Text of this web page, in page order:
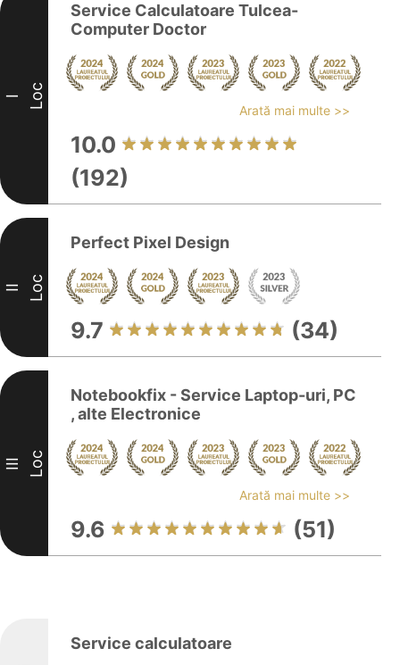
I Loc
Service Calculatoare Tulcea-
Computer Doctor
Arată mai multe >>
10.0
(192)
II Loc
Perfect Pixel Design
9.7 (34)
III Loc
Notebookfix - Service Laptop-uri, PC
, alte Electronice
Arată mai multe >>
9.6 (51)
Service calculatoare